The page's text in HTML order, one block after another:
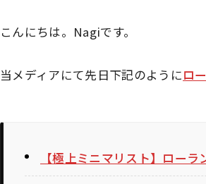
こんにちは。Nagiです。
当メディアにて先日下記のようにロ
【極上ミニマリスト】ロー